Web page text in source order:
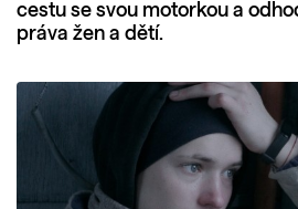
cestu se svou motorkou a
práva žen a dětí.